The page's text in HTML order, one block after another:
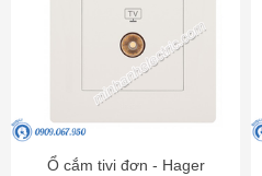
Ổ cắm tivi đơn - Hager